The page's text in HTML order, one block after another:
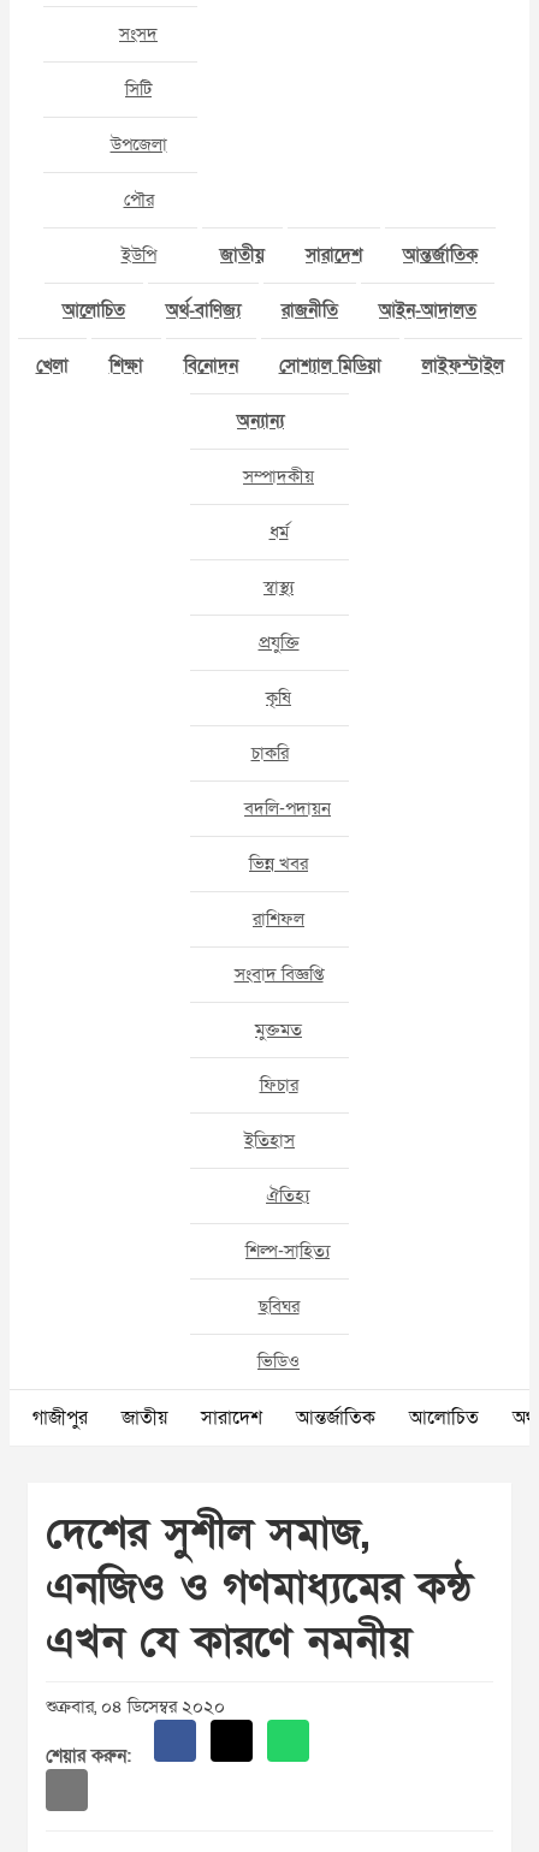
সংসদ
সিটি
উপজেলা
পৌর
ইউপি জাতীয় সারাদেশ আন্তর্জাতিক
আলোচিত অর্থ-বাণিজ্য রাজনীতি আইন-আদালত
খেলা শিক্ষা বিনোদন সোশ্যাল মিডিয়া লাইফস্টাইল
অন্যান্য
সম্পাদকীয়
ধর্ম
স্বাস্থ্য
প্রযুক্তি
কৃষি
চাকরি
বদলি-পদায়ন
ভিন্ন খবর
রাশিফল
সংবাদ বিজ্ঞপ্তি
মুক্তমত
ফিচার
ইতিহাস
ঐতিহ্য
শিল্প-সাহিত্য
ছবিঘর
ভিডিও
গাজীপুর জাতীয় সারাদেশ আন্তর্জাতিক আলোচিত
দেশের সুশীল সমাজ,
এনজিও ও গণমাধ্যমের কন্ঠ
এখন যে কারণে নমনীয়
শুক্রবার, ০৪ ডিসেম্বর ২০২০
শেয়ার করুন: